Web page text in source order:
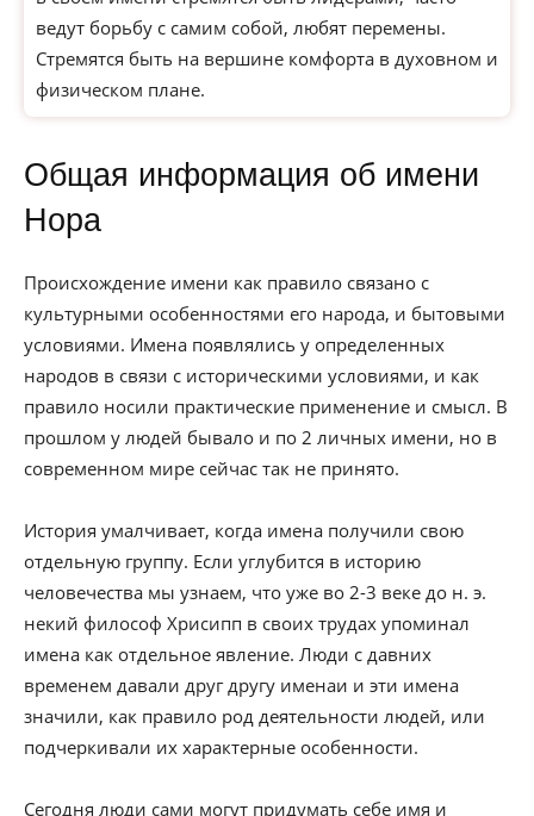
ведут борьбу с самим собой, любят перемены.
Стремятся быть на вершине комфорта в духовном и
физическом плане.
Общая информация об имени
Нора
Происхождение имени как правило связано с
культурными особенностями его народа, и бытовыми
условиями. Имена появлялись у определенных
народов в связи с историческими условиями, и как
правило носили практические применение и смысл. В
прошлом у людей бывало и по 2 личных имени, но в
современном мире сейчас так не принято.
История умалчивает, когда имена получили свою
отдельную группу. Если углубится в историю
человечества мы узнаем, что уже во 2-3 веке до н. э.
некий философ Хрисипп в своих трудах упоминал
имена как отдельное явление. Люди с давних
временем давали друг другу именаи и эти имена
значили, как правило род деятельности людей, или
подчеркивали их характерные особенности.
Сегодня люди сами могут придумать себе имя и